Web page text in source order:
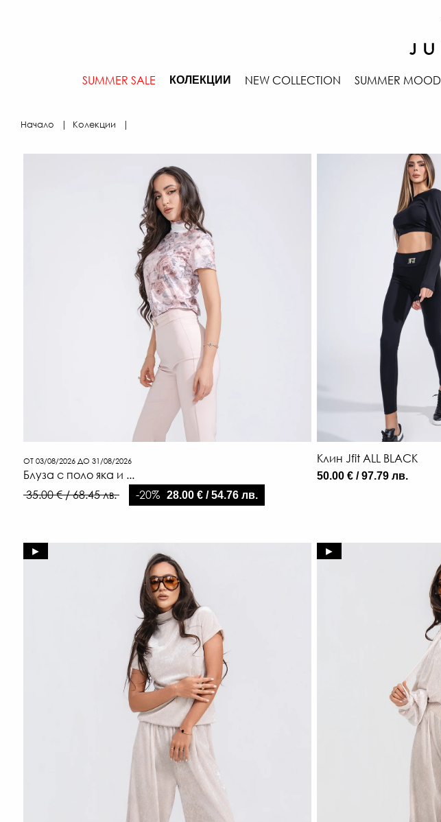
SUMMER SALE КОЛЕКЦИИ NEW COLLECTION SUMMER MOOD
Начало Колекции
ОТ 03/08/2026 ДО 31/08/2026
Блуза с поло яка и ...
35.00 € / 68.45 лв.
-20% 28.00 € / 54.76 лв.
Клин Jfit ALL BLACK
50.00 € / 97.79 лв.
► ►